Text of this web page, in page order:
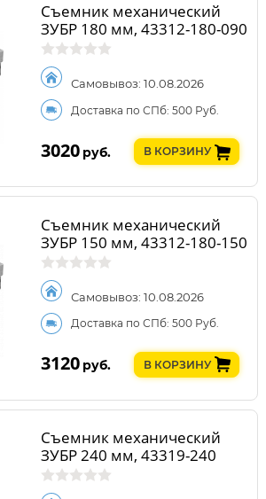
Съемник механический
ЗУБР 180 мм, 43312-180-090
Самовывоз: 10.08.2026
Доставка по СПб: 500 Руб.
3020 руб. В КОРЗИНУ
Съемник механический
ЗУБР 150 мм, 43312-180-150
Самовывоз: 10.08.2026
Доставка по СПб: 500 Руб.
3120 руб. В КОРЗИНУ
Съемник механический
ЗУБР 240 мм, 43319-240